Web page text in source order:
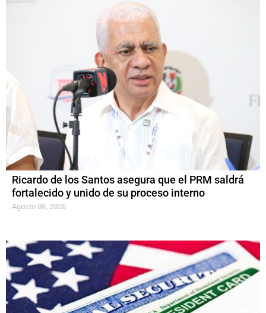
Ricardo de los Santos asegura que el PRM saldrá
fortalecido y unido de su proceso interno
Agosto 08, 2026